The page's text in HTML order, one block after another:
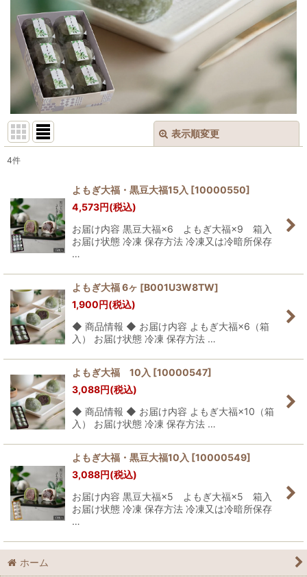
表示順変更
並び順 :
絞り込む
4件
よもぎ大福・黒豆大福15入 [10000550]
4,573円(税込)
お届け内容 黒豆大福×6 よもぎ大福×9 箱入
お届け状態 冷凍 保存方法 冷凍又は冷暗所保存
…
よもぎ大福 6ヶ [B001U3W8TW]
1,900円(税込)
◆ 商品情報 ◆ お届け内容 よもぎ大福×6（箱
入） お届け状態 冷凍 保存方法 …
よもぎ大福 10入 [10000547]
3,088円(税込)
◆ 商品情報 ◆ お届け内容 よもぎ大福×10（箱
入） お届け状態 冷凍 保存方法 …
よもぎ大福・黒豆大福10入 [10000549]
3,088円(税込)
お届け内容 黒豆大福×5 よもぎ大福×5 箱入
お届け状態 冷凍 保存方法 冷凍又は冷暗所保存
…
ホーム